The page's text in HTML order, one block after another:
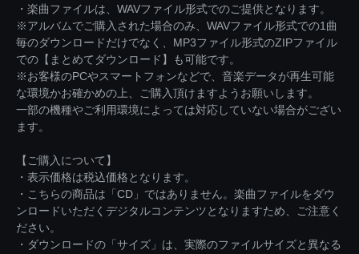
・楽曲ファイルは、WAVファイル形式でのご提供となります。
※アルバムでご購入された場合のみ、WAVファイル形式での1曲
毎のダウンロードだけでなく、MP3ファイル形式のZIPファイル
での【まとめてダウンロード】も可能です。
※お客様のPCやスマートフォンなどで、音楽データが再生可能
な環境かお確かめの上、ご購入頂けますようお願いします。
一部の機種やご利用環境によっては対応していない場合がござい
ます。
【ご購入について】
・表示価格は税込価格となります。
・こちらの商品は「CD」ではありません。楽曲ファイルをダウ
ンロードいただくデジタルコンテンツとなりますため、ご注意く
ださい。
・ダウンロードの「サイズ」は、実際のファイルサイズと異なる